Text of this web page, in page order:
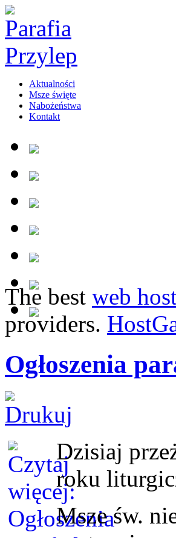
Aktualności
Msze święte
Nabożeństwa
Kontakt
The best web
providers.
Ogłoszenia
Dzisiaj
roku
Msze św.